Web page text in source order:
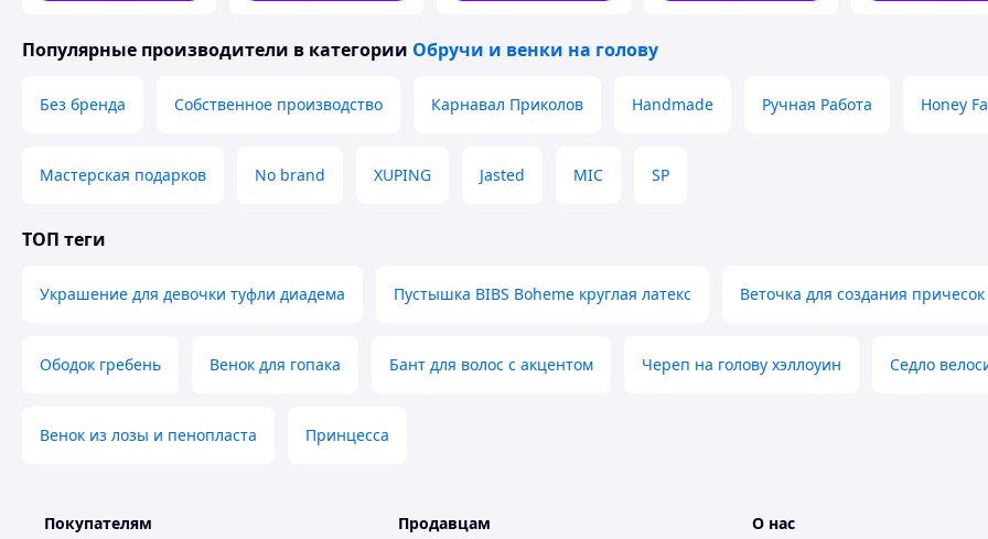
Популярные производители в категории Обручи и венки на голову
Без бренда Собственное производство Карнавал Приколов Handmade Ручная Работа Honey
Мастерская подарков No brand XUPING Jasted MIC SP
ТОП теги
Украшение для девочки туфли диадема Пустышка BIBS Boheme круглая латекс Веточка для создания причесок
Ободок гребень Венок для гопака Бант для волос с акцентом Череп на голову хэллоуин Седло
Венок из лозы и пенопласта Принцесса
Покупателям Продавцам О нас